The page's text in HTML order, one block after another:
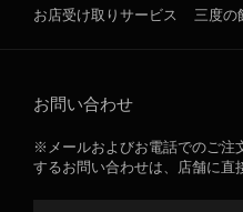
お店受け取りサービス 三度の
お問い合わせ
※メールおよびお電話でのご注
するお問い合わせは、店舗に直